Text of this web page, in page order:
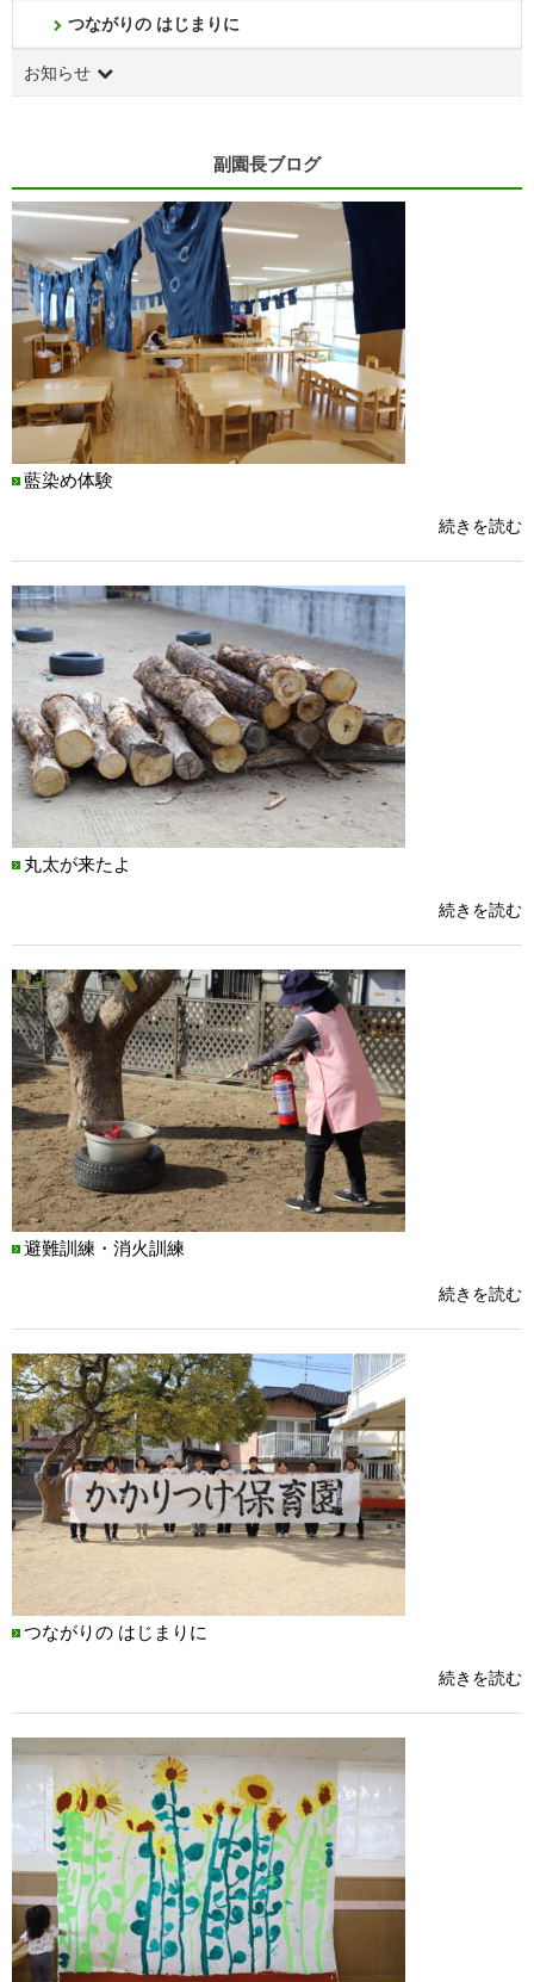
つながりの はじまりに
お知らせ
副園長ブログ
藍染め体験
続きを読む
丸太が来たよ
続きを読む
避難訓練・消火訓練
続きを読む
つながりの はじまりに
続きを読む